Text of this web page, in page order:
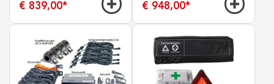
€ 839,00* € 948,00*